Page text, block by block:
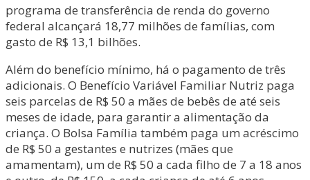
programa de transferência de renda do governo
federal alcançará 18,77 milhões de famílias, com
gasto de R$ 13,1 bilhões.
Além do benefício mínimo, há o pagamento de três
adicionais. O Benefício Variável Familiar Nutriz paga
seis parcelas de R$ 50 a mães de bebês de até seis
meses de idade, para garantir a alimentação da
criança. O Bolsa Família também paga um acréscimo
de R$ 50 a gestantes e nutrizes (mães que
amamentam), um de R$ 50 a cada filho de 7 a 18 anos